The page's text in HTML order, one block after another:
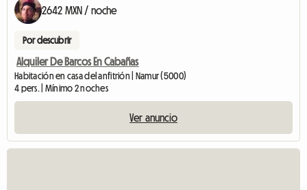
2642 MXN / noche
Por descubrir
Alquiler De Barcos En Cabañas
Habitación en casa del anfitrión | Namur (5000)
4 pers. | Mínimo 2 noches
Ver anuncio